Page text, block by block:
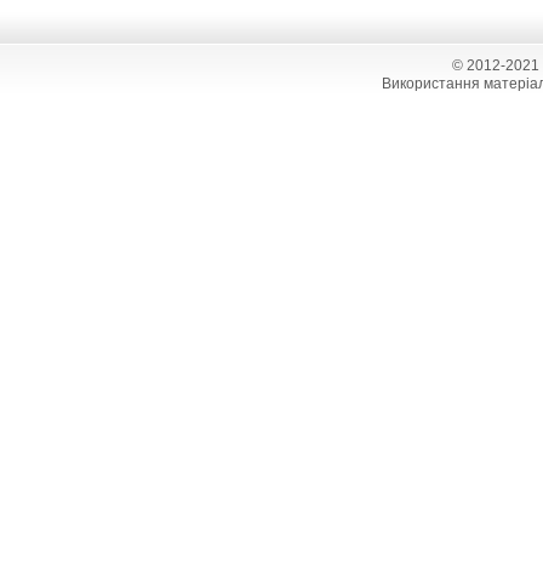
© 2012-2021
Використання